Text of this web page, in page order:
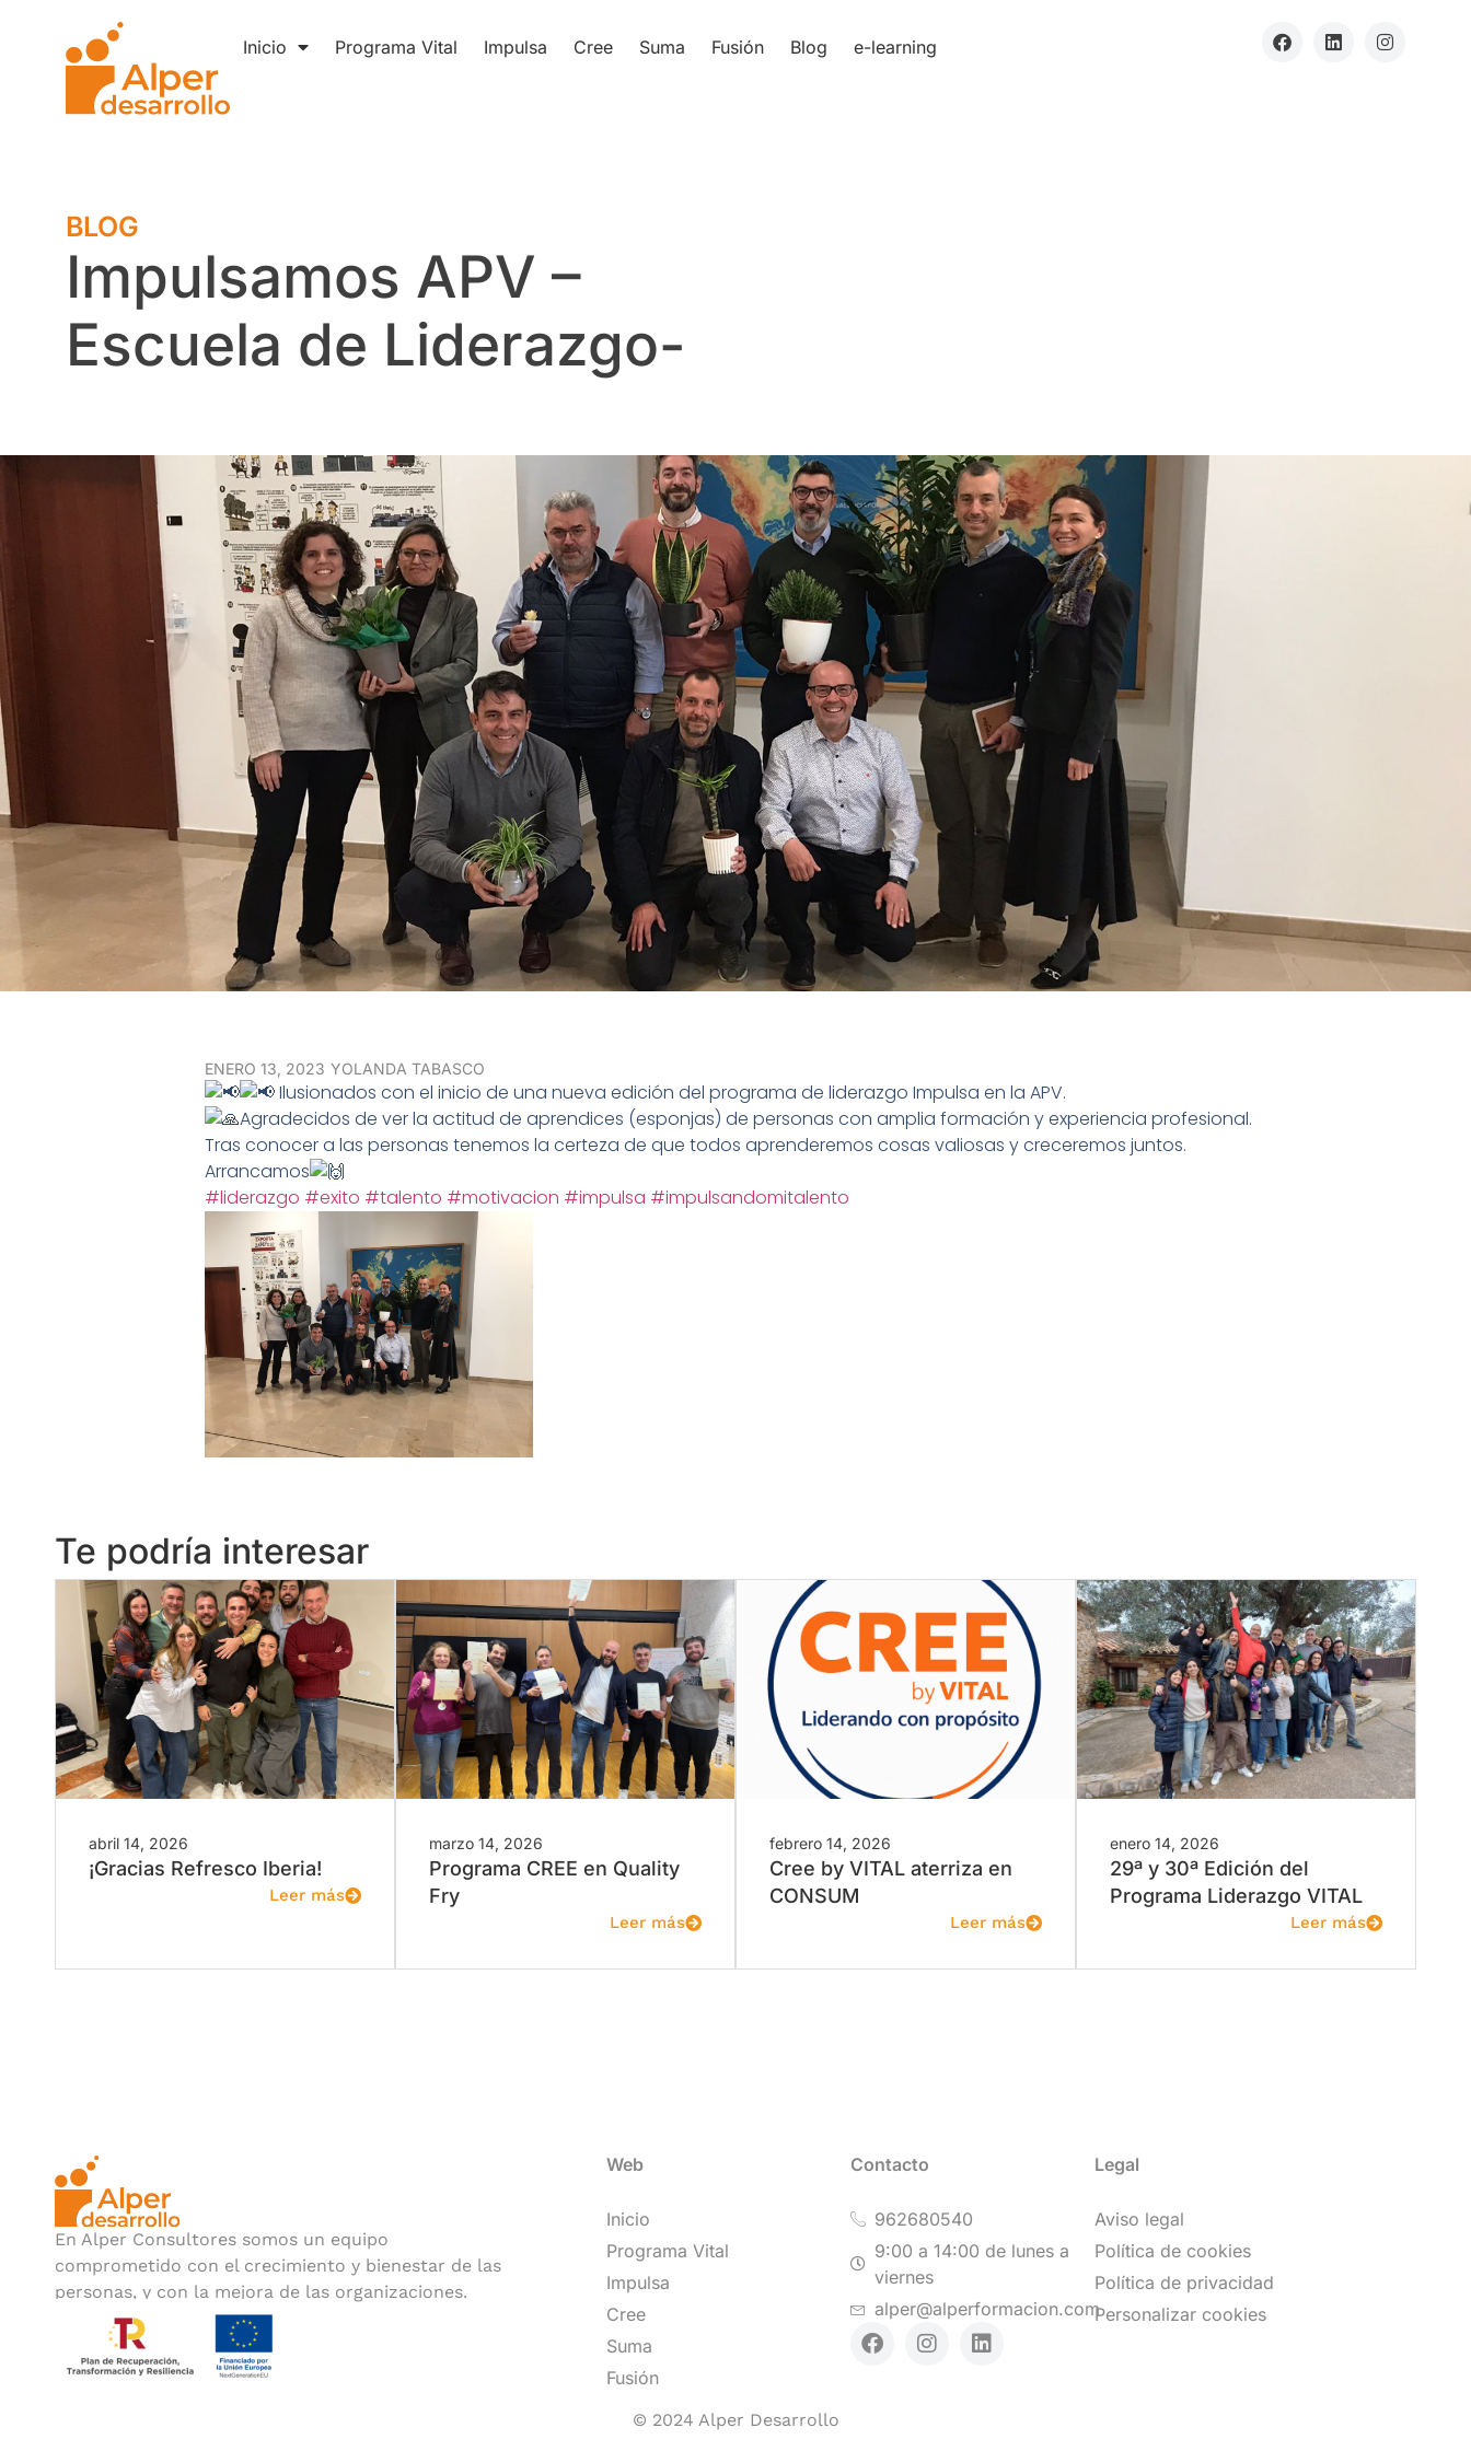
Inicio Programa Vital Impulsa Cree Suma Fusión Blog e-learning
BLOG
Impulsamos APV –
Escuela de Liderazgo-
ENERO 13, 2023 YOLANDA TABASCO
Ilusionados con el inicio de una nueva edición del programa de liderazgo Impulsa en la APV.
Agradecidos de ver la actitud de aprendices (esponjas) de personas con amplia formación y experiencia profesional.
Tras conocer a las personas tenemos la certeza de que todos aprenderemos cosas valiosas y creceremos juntos.
Arrancamos
#liderazgo #exito #talento #motivacion #impulsa #impulsandomitalento
Te podría interesar
abril 14, 2026
¡Gracias Refresco Iberia!
Leer más
marzo 14, 2026
Programa CREE en Quality
Fry
Leer más
febrero 14, 2026
Cree by VITAL aterriza en
CONSUM
Leer más
enero 14, 2026
29ª y 30ª Edición del
Programa Liderazgo VITAL
Leer más
En Alper Consultores somos un equipo
comprometido con el crecimiento y bienestar de las
personas, y con la mejora de las organizaciones.
Web
Inicio
Programa Vital
Impulsa
Cree
Suma
Fusión
Contacto
962680540
9:00 a 14:00 de lunes a
viernes
alper@alperformacion.com
Legal
Aviso legal
Política de cookies
Política de privacidad
Personalizar cookies
© 2024 Alper Desarrollo